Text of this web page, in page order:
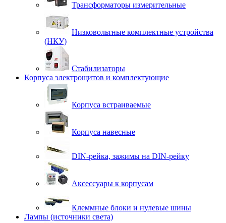
Трансформаторы измерительные
Низковольтные комплектные устройства
(НКУ)
Стабилизаторы
Корпуса электрощитов и комплектующие
Корпуса встраиваемые
Корпуса навесные
DIN-рейка, зажимы на DIN-рейку
Аксессуары к корпусам
Клеммные блоки и нулевые шины
Лампы (источники света)